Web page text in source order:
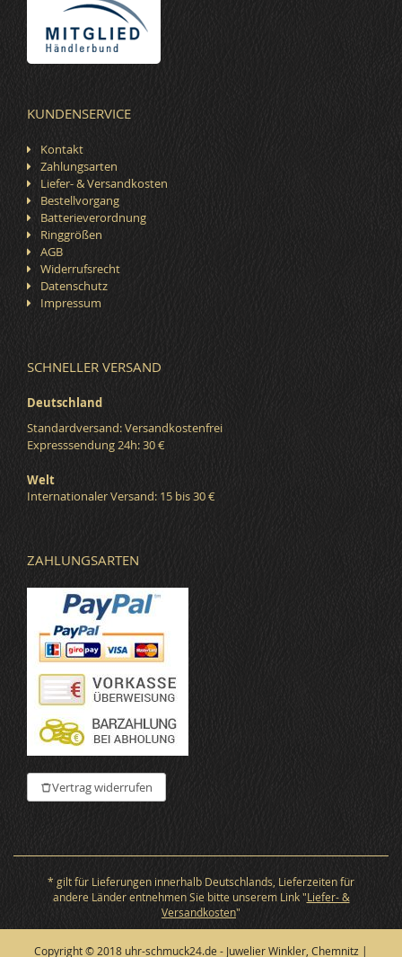
KUNDENSERVICE
Kontakt
Zahlungsarten
Liefer- & Versandkosten
Bestellvorgang
Batterieverordnung
Ringgrößen
AGB
Widerrufsrecht
Datenschutz
Impressum
SCHNELLER VERSAND
Deutschland
Standardversand: Versandkostenfrei
Expresssendung 24h: 30 €
Welt
Internationaler Versand: 15 bis 30 €
ZAHLUNGSARTEN
Vertrag widerrufen
* gilt für Lieferungen innerhalb Deutschlands, Lieferzeiten für
andere Länder entnehmen Sie bitte unserem Link "Liefer- &
Versandkosten"
Copyright © 2018 uhr-schmuck24.de - Juwelier Winkler, Chemnitz |